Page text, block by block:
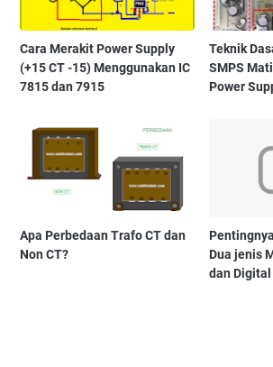
Cara Merakit Power Supply
(+15 CT -15) Menggunakan IC
7815 dan 7915
Teknik
SMPS
Power
Apa Perbedaan Trafo CT dan
Non CT?
Dua jenis
dan Digital